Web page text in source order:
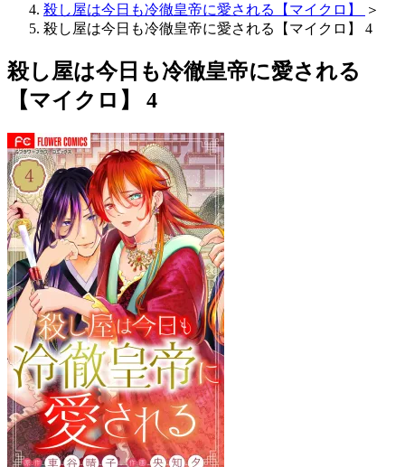
殺し屋は今日も冷徹皇帝に愛される【マイクロ】
＞
殺し屋は今日も冷徹皇帝に愛される【マイクロ】 4
殺し屋は今日も冷徹皇帝に愛される
【マイクロ】 4